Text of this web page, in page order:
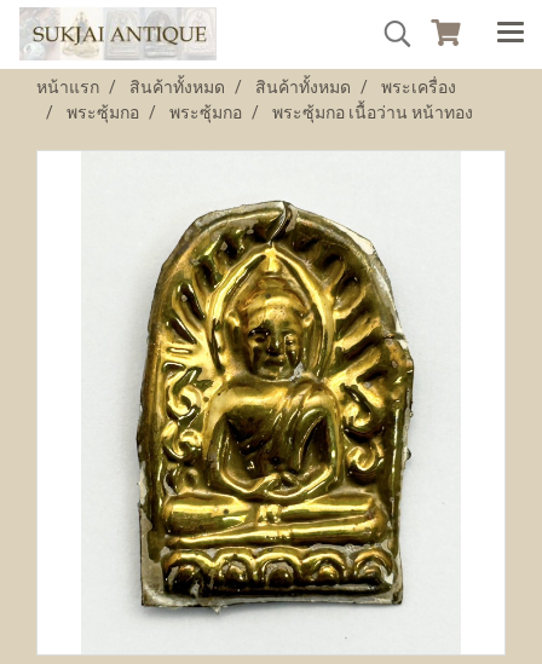
หน้าแรก สินค้าทั้งหมด สินค้าทั้งหมด
พระเครื่อง
พระซุ้มกอ
พระซุ้มกอ พระซุ้มกอ เนื้อว่าน หน้าทอง